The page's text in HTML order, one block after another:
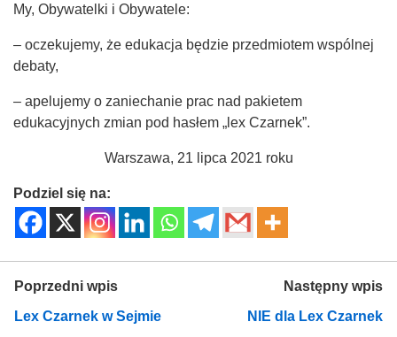
My, Obywatelki i Obywatele:
– oczekujemy, że edukacja będzie przedmiotem wspólnej
debaty,
– apelujemy o zaniechanie prac nad pakietem
edukacyjnych zmian pod hasłem „lex Czarnek”.
Warszawa, 21 lipca 2021 roku
Podziel się na:
Poprzedni wpis
Lex Czarnek w Sejmie
Następny wpis
NIE dla Lex Czarnek